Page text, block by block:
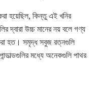
হয়েছিল, কিন্তু এই খনির
দ্বারা উচ্চ মানের নয় বলে গণ্য
হত। সমৃদ্ধ সবুজ রত্নগুলি
মধ্যে অনেকগুলি পাথর